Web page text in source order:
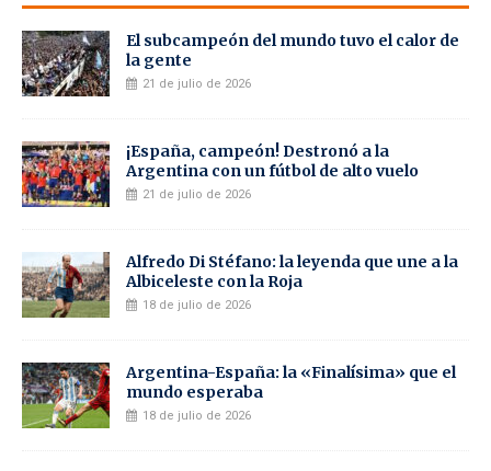
El subcampeón del mundo tuvo el calor de
la gente
21 de julio de 2026
¡España, campeón! Destronó a la
Argentina con un fútbol de alto vuelo
21 de julio de 2026
Alfredo Di Stéfano: la leyenda que une a la
Albiceleste con la Roja
18 de julio de 2026
Argentina-España: la «Finalísima» que el
mundo esperaba
18 de julio de 2026